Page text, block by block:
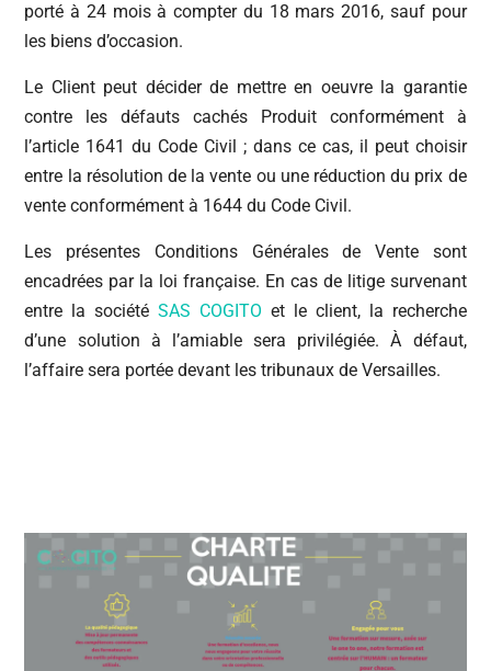
porté à 24 mois à compter du 18 mars 2016, sauf pour
les biens d’occasion.
Le Client peut décider de mettre en oeuvre la garantie
contre les défauts cachés Produit conformément à
l’article 1641 du Code Civil ; dans ce cas, il peut choisir
entre la résolution de la vente ou une réduction du prix de
vente conformément à 1644 du Code Civil.
Les présentes Conditions Générales de Vente sont
encadrées par la loi française. En cas de litige survenant
entre la sociétéSAS COGITO et le client, la recherche
d’une solution à l’amiable sera privilégiée. À défaut,
l’affaire sera portée devant les tribunaux de Versailles.